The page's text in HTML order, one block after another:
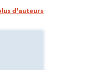
d'auteurs